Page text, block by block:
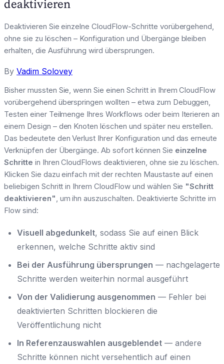
deaktivieren
Deaktivieren Sie einzelne CloudFlow-Schritte vorübergehend,
ohne sie zu löschen – Konfiguration und Übergänge bleiben
erhalten, die Ausführung wird übersprungen.
By Vadim Solovey
Bisher mussten Sie, wenn Sie einen Schritt in Ihrem CloudFlow
vorübergehend überspringen wollten – etwa zum Debuggen,
Testen einer Teilmenge Ihres Workflows oder beim Iterieren an
einem Design – den Knoten löschen und später neu erstellen.
Das bedeutete den Verlust Ihrer Konfiguration und das erneute
Verknüpfen der Übergänge. Ab sofort können Sie einzelne
Schritte in Ihren CloudFlows deaktivieren, ohne sie zu löschen.
Klicken Sie dazu einfach mit der rechten Maustaste auf einen
beliebigen Schritt in Ihrem CloudFlow und wählen Sie "Schritt
deaktivieren" , um ihn auszuschalten. Deaktivierte Schritte im
Flow sind:
Visuell abgedunkelt, sodass Sie auf einen Blick
erkennen, welche Schritte aktiv sind
Bei der Ausführung übersprungen — nachgelagerte
Schritte werden weiterhin normal ausgeführt
Von der Validierung ausgenommen — Fehler bei
deaktivierten Schritten blockieren die
Veröffentlichung nicht
In Referenzauswahlen ausgeblendet — andere
Schritte können nicht versehentlich auf einen